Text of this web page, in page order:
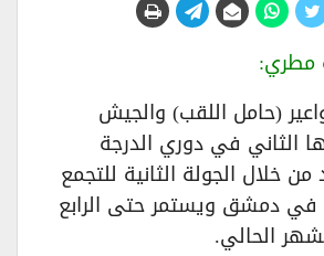
مطري:
(حامل اللقب) والجيش
الثاني في دوري الدرجة
خلال الجولة الثانية للتجمع
في دمشق ويستمر حتى الرابع
الحالي.